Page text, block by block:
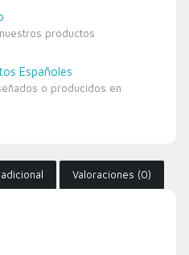
productos
Españoles
o producidos en
Valoraciones (0)